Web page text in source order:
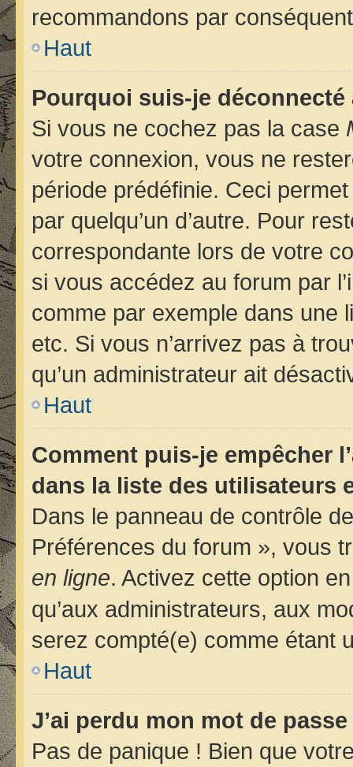
recommandons par
Haut
Pourquoi suis-je
Si vous ne cochez pas la case
votre connexion, vous ne
période prédéfinie. Ceci
par quelqu’un d’autre. Pour
correspondante lors de votre
si vous accédez au forum par
comme par exemple dans une
etc. Si vous n’arrivez pas à
qu’un administrateur ait
Haut
Comment puis-je empêcher
dans la liste des utilisateurs
Dans le panneau de contrôle
Préférences du forum », vous
en ligne. Activez cette option
qu’aux administrateurs, aux
serez compté(e) comme étant
Haut
J’ai perdu mon mot de
Pas de panique ! Bien que